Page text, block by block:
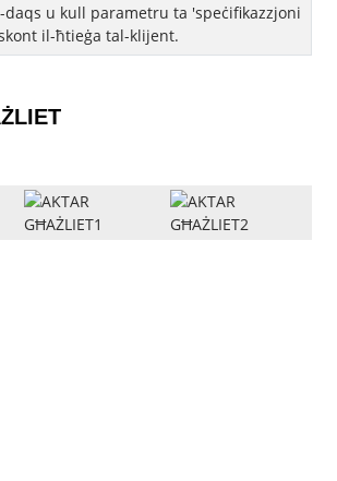
u kull parametru ta 'speċifikazzjoni
il-ħtieġa tal-klijent.